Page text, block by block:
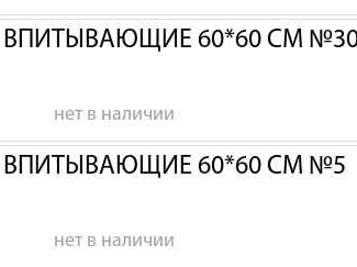
ВПИТЫВАЮЩИЕ 60*60 СМ
нет в наличии
ВПИТЫВАЮЩИЕ 60*60 СМ №5
нет в наличии